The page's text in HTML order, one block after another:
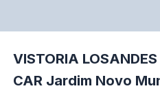
VISTORIA LOSANDES
CAR Jardim Novo